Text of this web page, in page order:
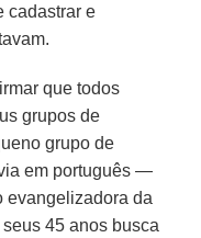
cadastrar e
que todos
grupos de
grupo de
em português —
evangelizadora da
seus 45 anos busca